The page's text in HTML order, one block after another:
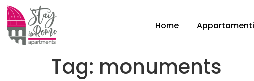
Home Appartamenti
Tag: monuments